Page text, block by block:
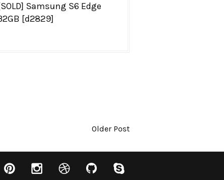
Samsung S6 Edge
[d2829]
Older Post